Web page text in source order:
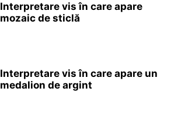
Interpretare vis în care apare
mozaic de sticlă
Interpretare vis în care apare un
medalion de argint